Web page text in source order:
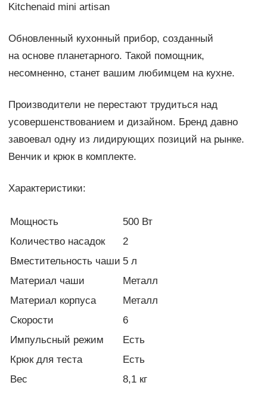
Kitchenaid mini artisan
Обновленный кухонный прибор, созданный
на основе планетарного. Такой помощник,
несомненно, станет вашим любимцем на кухне.
Производители не перестают трудиться над
усовершенствованием и дизайном. Бренд давно
завоевал одну из лидирующих позиций на рынке.
Венчик и крюк в комплекте.
Характеристики:
Мощность
500 Вт
Количество насадок
2
Вместительность чаши 5 л
Материал чаши
Металл
Материал корпуса
Металл
Скорости
6
Импульсный режим
Есть
Крюк для теста
Есть
Вес
8,1 кг